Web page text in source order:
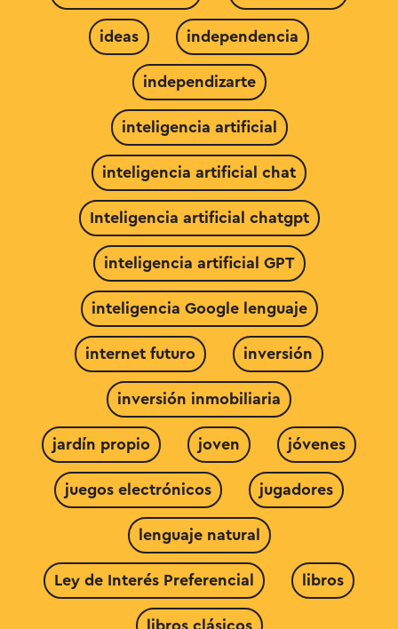
ideas independencia
independizarte
inteligencia artificial
inteligencia artificial chat
Inteligencia artificial chatgpt
inteligencia artificial GPT
inteligencia Google lenguaje
internet futuro inversión
inversión inmobiliaria
jardín propio joven jóvenes
juegos electrónicos jugadores
lenguaje natural
Ley de Interés Preferencial libros
libros clásicos